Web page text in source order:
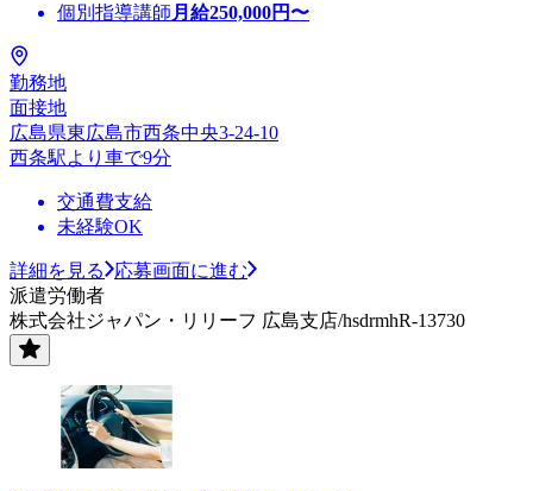
個別指導講師 月給250,000円〜
勤務地
面接地
広島県東広島市西条中央3-24-10
西条駅より車で9分
交通費支給
未経験OK
詳細を見る
応募画面に進む
派遣労働者
株式会社ジャパン・リリーフ 広島支店/hsdrmhR-13730